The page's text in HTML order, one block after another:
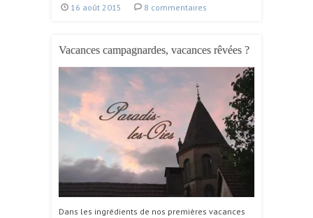
16 août 2015 8 commentaires
Vacances campagnardes, vacances rêvées ?
Dans les ingrédients de nos premières vacances